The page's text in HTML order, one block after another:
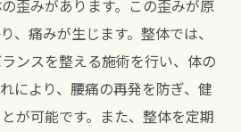
歪みがあります。この歪みが原
、痛みが生じます。整体では、
ンスを整える施術を行い、体の
により、腰痛の再発を防ぎ、健
が可能です。また、整体を定期